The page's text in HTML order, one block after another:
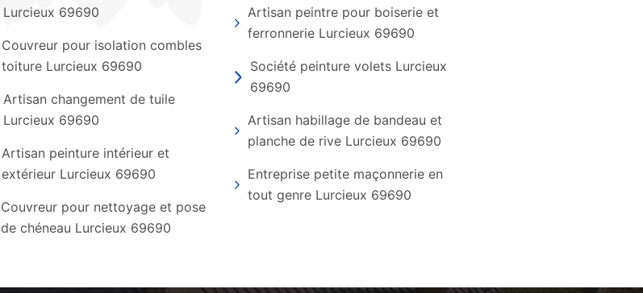
Lurcieux 69690
Couvreur pour isolation combles
toiture Lurcieux 69690
Artisan changement de tuile
Lurcieux 69690
Artisan peinture intérieur et
extérieur Lurcieux 69690
Couvreur pour nettoyage et pose
de chéneau Lurcieux 69690
Artisan peintre pour boiserie et
ferronnerie Lurcieux 69690
Société peinture volets Lurcieux
69690
Artisan habillage de bandeau et
planche de rive Lurcieux 69690
Entreprise petite maçonnerie en
tout genre Lurcieux 69690